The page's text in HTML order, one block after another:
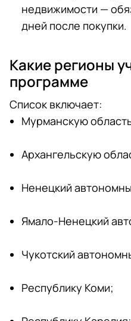
недвижимости —
дней после покупки.
Какие регионы
программе
Список включает:
Мурманскую
Архангельскую
Ненецкий
Ямало-Ненецкий
Чукотский
Республику Коми;